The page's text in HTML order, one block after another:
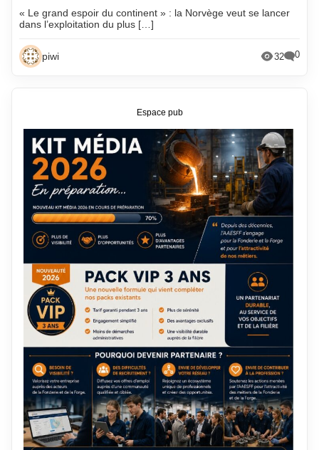
« Le grand espoir du continent » : la Norvège veut se lancer
dans l’exploitation du plus […]
piwi 32 0
Espace pub